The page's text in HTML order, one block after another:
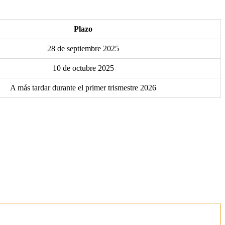
Plazo
28 de septiembre 2025
10 de octubre 2025
A más tardar durante el primer trismestre 2026